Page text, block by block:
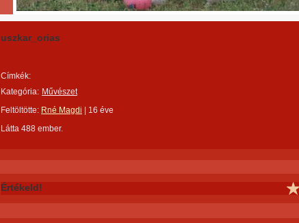
uszkar_orias
Címkék:
Kategória: Művészet
Feltöltötte: Rné Magdi
16 éve
Látta 488 ember.
Értékeld!